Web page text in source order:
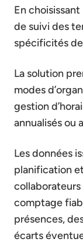
En
de suivi des
spécificités
La solution
modes
gestion
annualisés ou
Les données
planification
comptage
présences,
écarts